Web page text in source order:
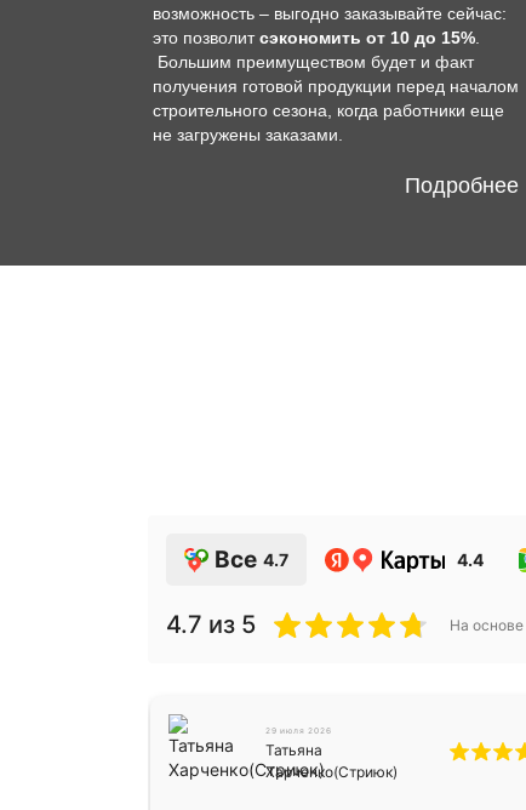
возможность – выгодно заказывайте сейчас:
это позволитсэкономить от 10 до 15%
Большим преимуществом будет и факт
получения готовой продукции перед началом
строительного сезона, когда работники еще
не загружены заказами.
Подробнее
Все 4.7 4.4
4.7 из 5 На основе
29 июля 2026
Татьяна
Харченко(Стриюк)